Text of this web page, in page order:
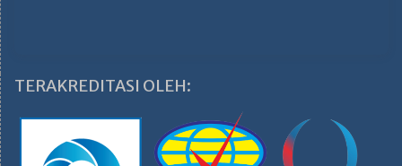
TERAKREDITASI OLEH: